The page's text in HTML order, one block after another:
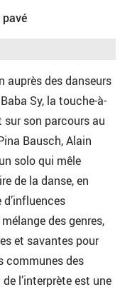
auprès des danseurs
Sy, la touche-à-
son parcours au
Bausch, Alain
solo qui mêle
de la danse, en
des genres,
et savantes pour
communes des
l’interprète est une